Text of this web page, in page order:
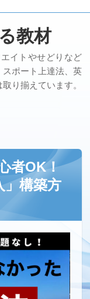
教材
イトやせどりなど
ポート上達法、英
り揃えています。
者OK！
」構築方